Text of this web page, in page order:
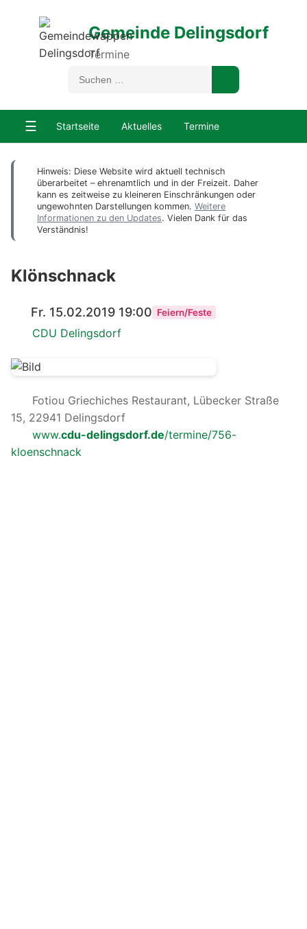
Gemeinde Delingsdorf
Termine
☰ Startseite Aktuelles Termine
Hinweis: Diese Website wird aktuell technisch
überarbeitet – ehrenamtlich und in der Freizeit. Daher
kann es zeitweise zu kleineren Einschränkungen oder
ungewohnten Darstellungen kommen. Weitere
Informationen zu den Updates. Vielen Dank für das
Verständnis!
Klönschnack
Fr. 15.02.2019 19:00 Feiern/Feste
CDU Delingsdorf
Fotiou Griechiches Restaurant, Lübecker Straße
15, 22941 Delingsdorf
www.cdu-delingsdorf.de/termine/756-
kloenschnack